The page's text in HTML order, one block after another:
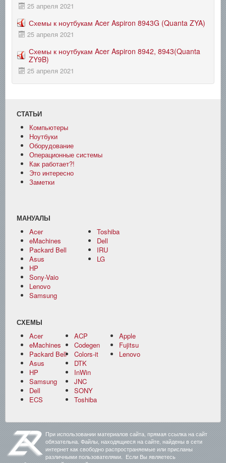
25 апреля 2021
Схемы к ноутбукам Acer Aspiron 8943G (Quanta ZYA)
25 апреля 2021
Схемы к ноутбукам Acer Aspiron 8942, 8943(Quanta
ZY9B)
25 апреля 2021
СТАТЬИ
Компьютеры
Ноутбуки
Оборудование
Операционные системы
Как работает?!
Это интересно
Заметки
МАНУАЛЫ
Acer
eMachines
Packard Bell
Asus
HP
Sony-Vaio
Lenovo
Samsung
Toshiba
Dell
IRU
LG
СХЕМЫ
Acer
eMachines
Packard Bell
Asus
HP
Samsung
Dell
ECS
ACP
Codegen
Colors-it
DTK
InWin
JNC
SONY
Toshiba
Apple
Fujitsu
Lenovo
При использовании материалов сайта, прямая ссылка на сайт
обязательна. Файлы, находящиеся на сайте, найдены в сети
интернет как свободно распространяемые или присланы
различными пользователями. Если Вы являетесь